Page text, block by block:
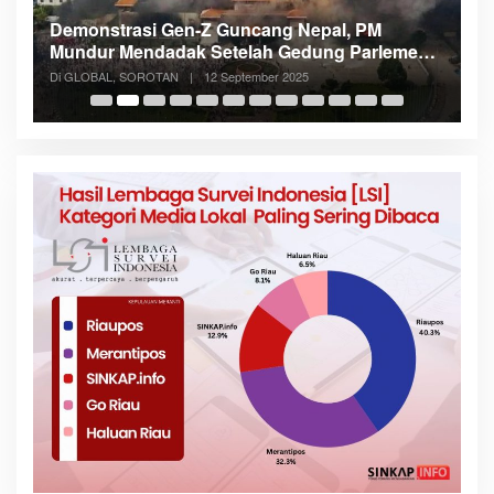
Demonstrasi Gen-Z Guncang Nepal, PM
Mundur Mendadak Setelah Gedung Parlemen
Dibakar
Di GLOBAL, SOROTAN | 12 September 2025